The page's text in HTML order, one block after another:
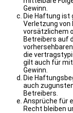
Gewinn.
Die Haftung ist
Verletzung von
vorsätzlichem
Betreibers auf
die
gilt auch für
Gewinn.
Die
auch
Betreibers.
Ansprüche für
Recht bleiben